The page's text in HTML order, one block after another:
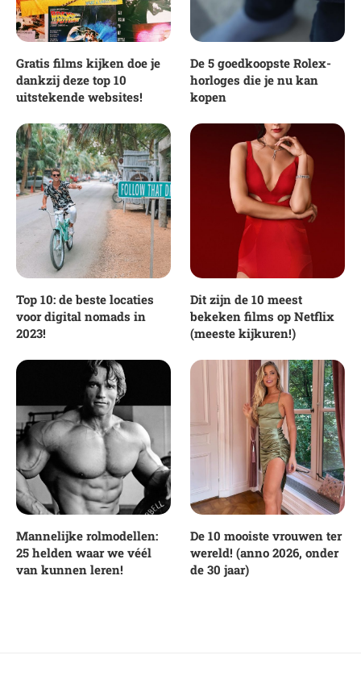
Gratis films kijken doe je
dankzij deze top 10
uitstekende websites!
De 5 goedkoopste Rolex-
horloges die je nu kan
kopen
Top 10: de beste locaties
voor digital nomads in
2023!
Dit zijn de 10 meest
bekeken films op Netflix
(meeste kijkuren!)
Mannelijke rolmodellen:
25 helden waar we véél
van kunnen leren!
De 10 mooiste vrouwen ter
wereld! (anno 2026, onder
de 30 jaar)